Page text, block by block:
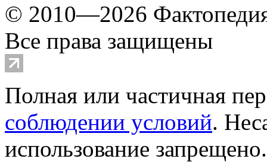
© 2010—2026
Все права защищены
Полная или частичная
соблюдении условий.
использование